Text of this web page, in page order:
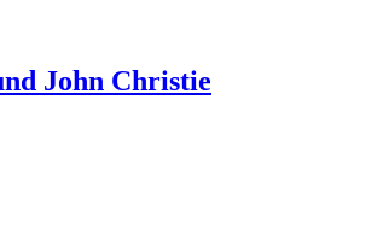
John Christie